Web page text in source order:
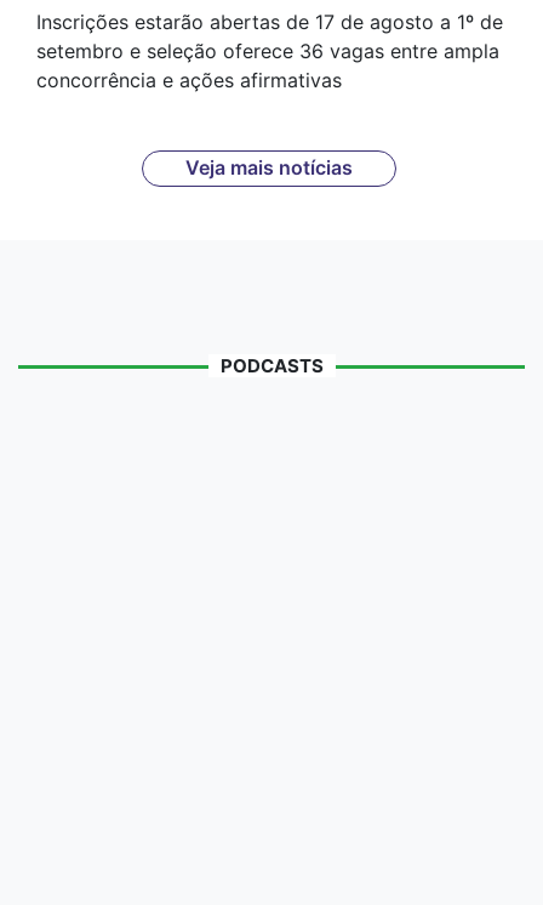
Inscrições estarão abertas de 17 de agosto a 1º de
setembro e seleção oferece 36 vagas entre ampla
concorrência e ações afirmativas
Veja mais notícias
PODCASTS